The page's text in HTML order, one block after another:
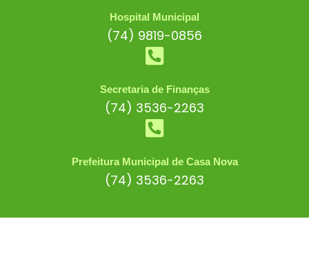
Hospital Municipal
(74) 9819-0856
Secretaria de Finanças
(74) 3536-2263
Prefeitura Municipal de Casa Nova
(74) 3536-2263